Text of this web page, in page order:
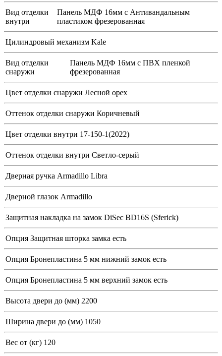
Вид отделки
внутри
Панель МДФ 16мм с Антивандальным
пластиком фрезерованная
Цилиндровый механизм Kale
Вид отделки
снаружи
Панель МДФ 16мм с ПВХ пленкой
фрезерованная
Цвет отделки снаружи Лесной орех
Оттенок отделки снаружи Коричневый
Цвет отделки внутри 17-150-1(2022)
Оттенок отделки внутри Светло-серый
Дверная ручка Armadillo Libra
Дверной глазок Armadillo
Защитная накладка на замок DiSec BD16S (Sferick)
Опция Защитная шторка замка есть
Опция Бронепластина 5 мм нижний замок есть
Опция Бронепластина 5 мм верхний замок есть
Высота двери до (мм) 2200
Ширина двери до (мм) 1050
Вес от (кг) 120